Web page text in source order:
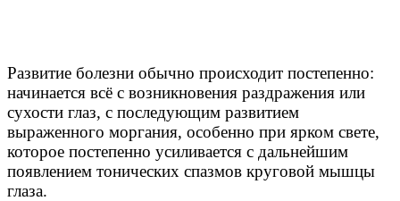
Развитие болезни обычно происходит постепенно:
начинается всё с возникновения раздражения или
сухости глаз, с последующим развитием
выраженного моргания, особенно при ярком свете,
которое постепенно усиливается с дальнейшим
появлением тонических спазмов круговой мышцы
глаза.